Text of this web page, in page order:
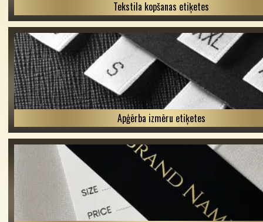
Tekstila kopšanas etiķetes
Apģērba izmēru etiķetes